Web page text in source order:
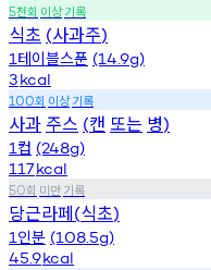
5천회 이상기록
식초 (사과주)
1 테이블스푼 (14.9g)
3kcal
100회 이상기록
사과 주스 (캔 또는 병)
1 컵 (248g)
117kcal
50회 미만기록
당근라페(식초)
1 인분 (108.5g)
45.9kcal